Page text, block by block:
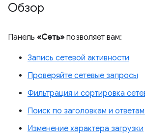
Обзор
Панель «Сеть» позволяет вам:
Запись сетевой активности
Проверяйте сетевые запросы
Фильтрация и сортировка
Поиск по заголовкам и
Изменение характера загрузки